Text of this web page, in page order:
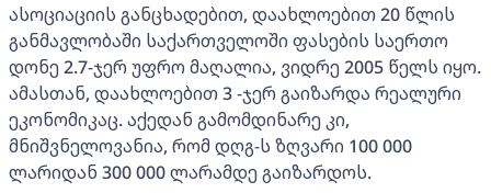
ასოციაციის განცხადებით, დაახლოებით 20 წლის
განმავლობაში საქართველოში ფასების საერთო
დონე 2.7-ჯერ უფრო მაღალია, ვიდრე 2005 წელს იყო.
ამასთან, დაახლოებით 3 -ჯერ გაიზარდა რეალური
ეკონომიკაც. აქედან გამომდინარე კი,
მნიშვნელოვანია, რომ დღგ-ს ზღვარი 100 000
ლარიდან 300 000 ლარამდე გაიზარდოს.